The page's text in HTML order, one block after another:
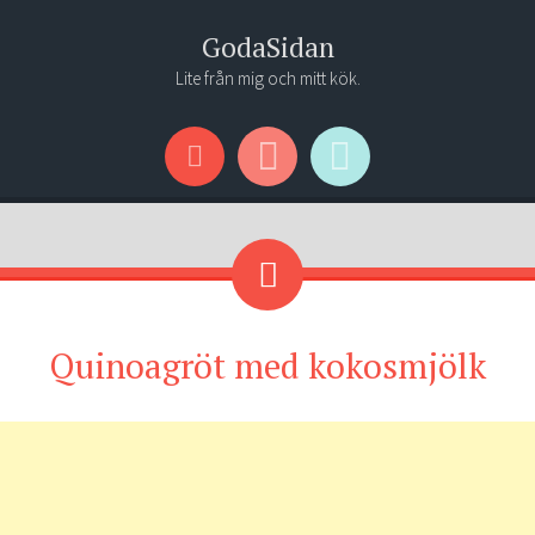
GodaSidan
Lite från mig och mitt kök.
Menu
Widgets
Search
Quinoagröt med kokosmjölk